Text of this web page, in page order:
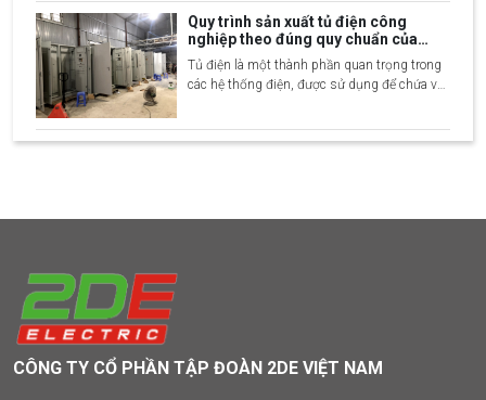
Quy trình sản xuất tủ điện công
nghiệp theo đúng quy chuẩn của
xưởng
Tủ điện là một thành phần quan trọng trong
các hệ thống điện, được sử dụng để chứa và
soát và phân phối dòng điện trong các tòa
CÔNG TY CỔ PHẦN TẬP ĐOÀN 2DE VIỆT NAM